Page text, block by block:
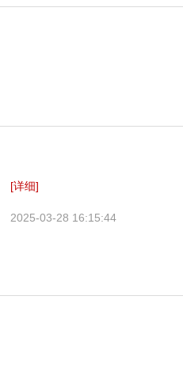
[详细]
2025-03-28 16:15:44